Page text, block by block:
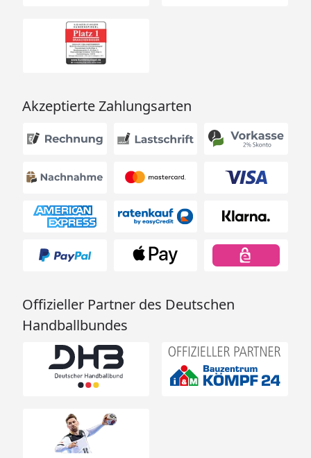
Akzeptierte Zahlungsarten
Offizieller Partner des Deutschen
Handballbundes